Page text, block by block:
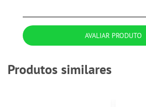
AVALIAR PRODUTO
Produtos similares